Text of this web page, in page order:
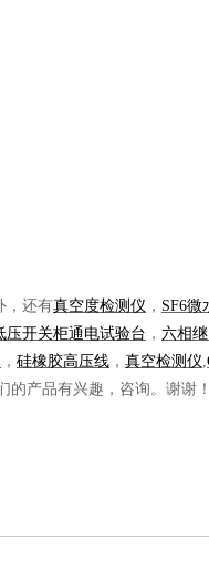
，还有真空度检测仪 ， SF6微
压开关柜通电试验台 ， 六相
， 硅橡胶高压线 ， 真空检测仪,
的产品有兴趣，咨询。谢谢！